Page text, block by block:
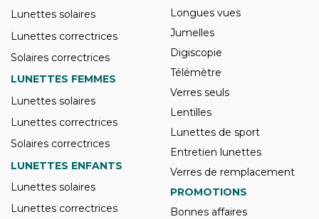
Lunettes solaires
Lunettes correctrices
Solaires correctrices
LUNETTES FEMMES
Lunettes solaires
Lunettes correctrices
Solaires correctrices
LUNETTES ENFANTS
Lunettes solaires
Lunettes correctrices
Longues vues
Jumelles
Digiscopie
Télémètre
Verres seuls
Lentilles
Lunettes de sport
Entretien lunettes
Verres de remplacement
PROMOTIONS
Bonnes affaires